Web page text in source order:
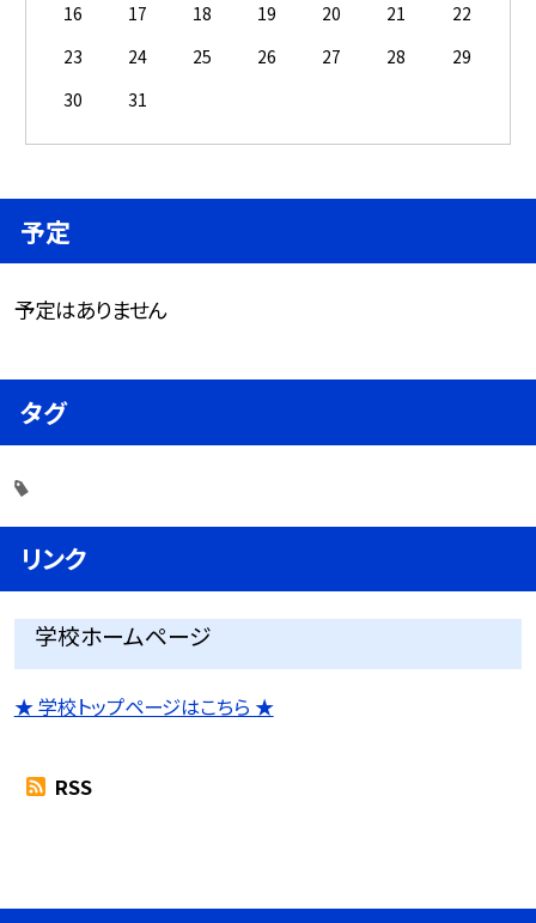
16
17 18 19 20 21
22
23
24 25 26 27 28
29
30
31
予定
予定はありません
タグ
リンク
学校ホームページ
★ 学校トップページはこちら ★
RSS